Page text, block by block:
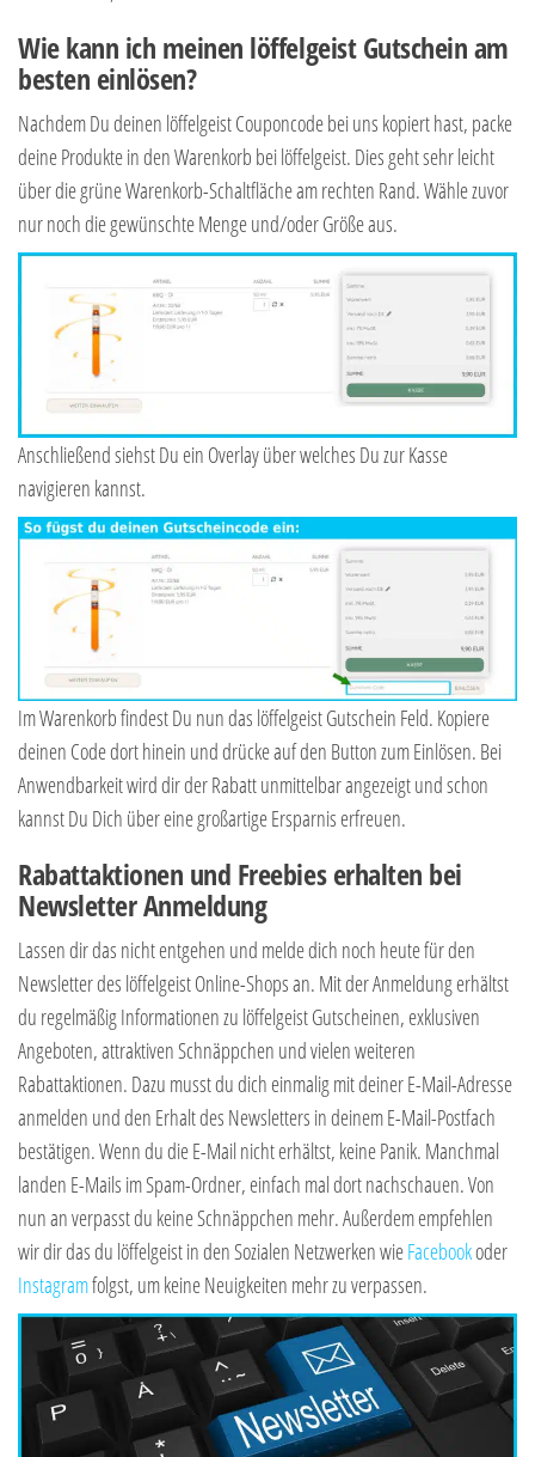
Wie kann ich meinen löffelgeist Gutschein am
besten einlösen?
Nachdem Du deinen löffelgeist Couponcode bei uns kopiert hast, packe
deine Produkte in den Warenkorb bei löffelgeist. Dies geht sehr leicht
über die grüne Warenkorb-Schaltfläche am rechten Rand. Wähle zuvor
nur noch die gewünschte Menge und/oder Größe aus.
Anschließend siehst Du ein Overlay über welches Du zur Kasse
navigieren kannst.
Im Warenkorb findest Du nun das löffelgeist Gutschein Feld. Kopiere
deinen Code dort hinein und drücke auf den Button zum Einlösen. Bei
Anwendbarkeit wird dir der Rabatt unmittelbar angezeigt und schon
kannst Du Dich über eine großartige Ersparnis erfreuen.
Rabattaktionen und Freebies erhalten bei
Newsletter Anmeldung
Lassen dir das nicht entgehen und melde dich noch heute für den
Newsletter des löffelgeist Online-Shops an. Mit der Anmeldung erhältst
du regelmäßig Informationen zu löffelgeist Gutscheinen, exklusiven
Angeboten, attraktiven Schnäppchen und vielen weiteren
Rabattaktionen. Dazu musst du dich einmalig mit deiner E-Mail-Adresse
anmelden und den Erhalt des Newsletters in deinem E-Mail-Postfach
bestätigen. Wenn du die E-Mail nicht erhältst, keine Panik. Manchmal
landen E-Mails im Spam-Ordner, einfach mal dort nachschauen. Von
nun an verpasst du keine Schnäppchen mehr. Außerdem empfehlen
wir dir das du löffelgeist in den Sozialen Netzwerken wieFacebookoder
Instagramfolgst, um keine Neuigkeiten mehr zu verpassen.